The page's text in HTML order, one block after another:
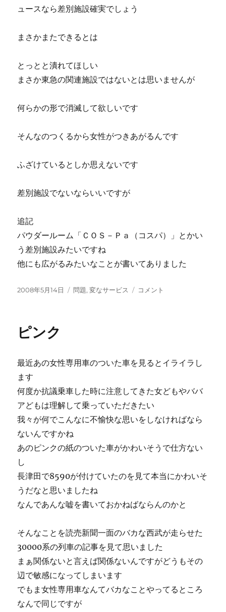
ュースなら差別施設確実でしょう
まさかまたできるとは
とっとと潰れてほしい
まさか東急の関連施設ではないとは思いませんが
何らかの形で消滅して欲しいです
そんなのつくるから女性がつきあがるんです
ふざけているとしか思えないです
差別施設でないならいいですが
追記
パウダールーム「ＣＯＳ－Ｐａ（コスパ）」とかい
う差別施設みたいですね
他にも広がるみたいなことが書いてありました
投
2008年5月14日
カ
問題,変なサービス
ま
コメント
ピンク
最近あの女性専用車のついた車を見るとイライラし
ます
何度か抗議乗車した時に注意してきた女どもやババ
アどもは理解して乗っていただきたい
我々が何でこんなに不愉快な思いをしなければなら
ないんですかね
あのピンクの紙のついた車がかわいそうで仕方ない
し
長津田で8590が付けていたのを見て本当にかわいそ
うだなと思いましたね
なんであんな嘘を書いておかねばならんのかと
そんなことを読売新聞一面のバカな西武が走らせた
30000系の列車の記事を見て思いました
まぁ関係ないと言えば関係ないんですがどうもその
辺で敏感になってしまいます
でもま女性専用車なんてバカなことやってるところ
なんで同じですが